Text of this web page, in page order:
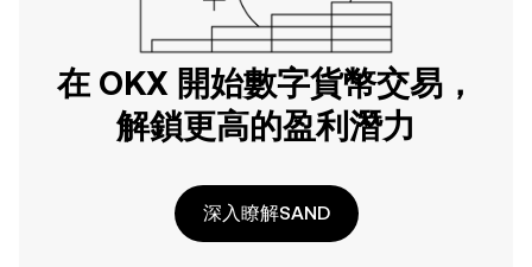
在 OKX 開始數字貨幣交易，
解鎖更高的盈利潛力
深入瞭解SAND